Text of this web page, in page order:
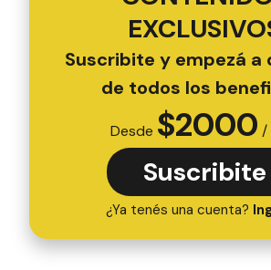
Suscribite y empezá a
de todos los
Desde $2000 /
Suscribite
¿Ya tenés una cuenta?